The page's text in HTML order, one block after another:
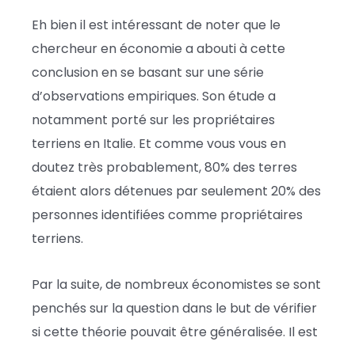
Eh bien il est intéressant de noter que le
chercheur en économie a abouti à cette
conclusion en se basant sur une série
d’observations empiriques. Son étude a
notamment porté sur les propriétaires
terriens en Italie. Et comme vous vous en
doutez très probablement, 80% des terres
étaient alors détenues par seulement 20% des
personnes identifiées comme propriétaires
terriens.
Par la suite, de nombreux économistes se sont
penchés sur la question dans le but de vérifier
si cette théorie pouvait être généralisée. Il est